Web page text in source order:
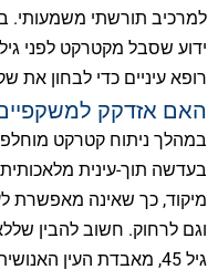
ידוע שסבל מקטרקט לפני גיל
רופא עיניים כדי לבחון את
האם אזדקק
במהלך ניתוח קטרקט
בעדשה תוך-עינית
מיקוד, כך שאינה מאפשרת
וגם לרחוק. חשוב להבין
גיל 45, מאבדת העין